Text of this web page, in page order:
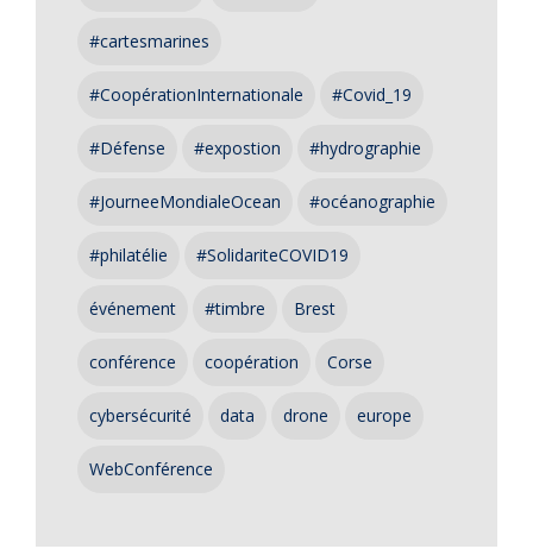
#cartesmarines
#CoopérationInternationale #Covid_19
#Défense #expostion #hydrographie
#JourneeMondialeOcean #océanographie
#philatélie #SolidariteCOVID19
événement #timbre Brest
conférence coopération Corse
cybersécurité data drone europe
WebConférence